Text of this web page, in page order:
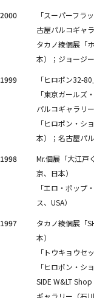
2000
「スーパーフラ
古屋パルコギャ
タカノ綾個展「
本）；ジョージ
1999
「ヒロポン32-
「東京ガールズ
パルコギャラリ
「ヒロポン・シ
本）；名古屋パ
1998
Mr.個展「大江戸
京、日本）
「エロ・ポップ
ス、USA）
1997
タカノ綾個展「
本）
「トウキョウセ
「ヒロポン・
SIDE W&LT
ギャラリー（石川